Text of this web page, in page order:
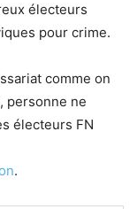
électeurs
pour crime.
comme on
personne ne
électeurs FN
.